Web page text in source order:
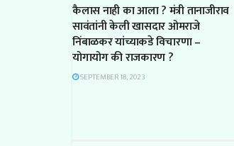
कैलास नाही का आला ? मंत्री तानाजीराव
सावंतांनी केली खासदार ओमराजे
निंबाळकर यांच्याकडे विचारणा –
योगायोग की राजकारण ?
SEPTEMBER 18, 2023